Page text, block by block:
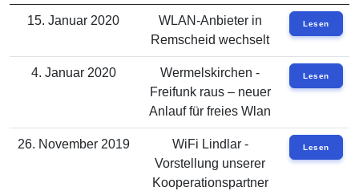
15. Januar 2020
WLAN-Anbieter in
Remscheid wechselt
Lesen
4. Januar 2020
Wermelskirchen -
Freifunk raus – neuer
Anlauf für freies Wlan
Lesen
26. November 2019
WiFi Lindlar -
Vorstellung unserer
Kooperationspartner
Lesen